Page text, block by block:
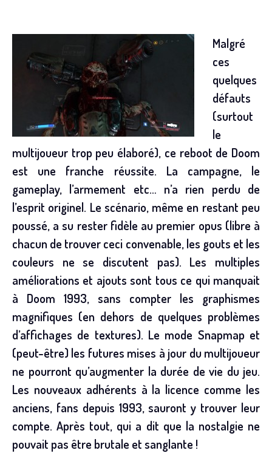
Malgré
ces
quelques
défauts
(surtout
le
multijoueur trop peu élaboré), ce reboot de Doom
est une franche réussite. La campagne, le
gameplay, l’armement etc… n’a rien perdu de
l’esprit originel. Le scénario, même en restant peu
poussé, a su rester fidèle au premier opus (libre à
chacun de trouver ceci convenable, les gouts et les
couleurs ne se discutent pas). Les multiples
améliorations et ajouts sont tous ce qui manquait
à Doom 1993, sans compter les graphismes
magnifiques (en dehors de quelques problèmes
d’affichages de textures). Le mode Snapmap et
(peut-être) les futures mises à jour du multijoueur
ne pourront qu’augmenter la durée de vie du jeu.
Les nouveaux adhérents à la licence comme les
anciens, fans depuis 1993, sauront y trouver leur
compte. Après tout, qui a dit que la nostalgie ne
pouvait pas être brutale et sanglante !